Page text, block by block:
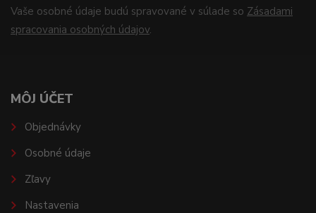
Vaše osobné údaje budú spravované v súlade so Zásadami
spracovania osobných údajov.
MÔJ ÚČET
Objednávky
Osobné údaje
Zľavy
Nastavenia